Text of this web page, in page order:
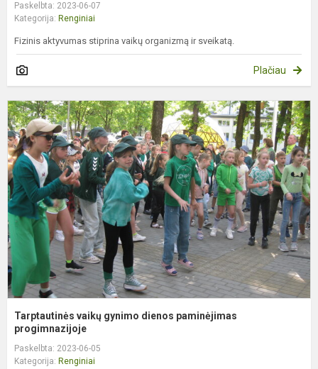
Paskelbta: 2023-06-07
Kategorija: Renginiai
Fizinis aktyvumas stiprina vaikų organizmą ir sveikatą.
Plačiau
Tarptautinės vaikų gynimo dienos paminėjimas
progimnazijoje
Paskelbta: 2023-06-05
Kategorija: Renginiai